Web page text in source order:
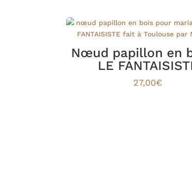
Nœud papillon en
LE
27,00€